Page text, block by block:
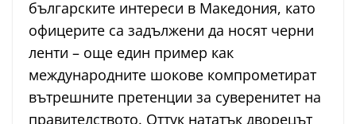
българските интереси в Македония, като
офицерите са задължени да носят черни
ленти – още един пример как
международните шокове компрометират
вътрешните претенции за суверенитет на
правителството. Оттук нататък дворецът